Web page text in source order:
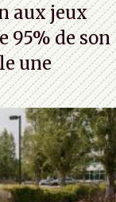
aux jeux
95% de son
une